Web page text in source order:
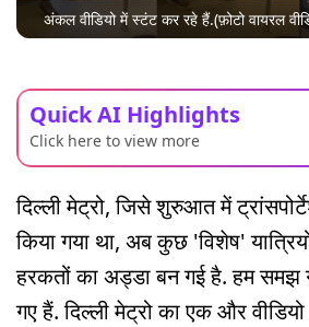
अंकल वीडियो में स्टंट कर रहे हैं.(फ़ोटो वायरल
Quick AI Highlights
Click here to view more
दिल्ली मेट्रो, जिसे शुरुआत में
किया गया था, अब कुछ 'विशेष'
हरकतों का अड्डा बन गई है. हम
गए हैं. दिल्ली मेट्रो का एक और